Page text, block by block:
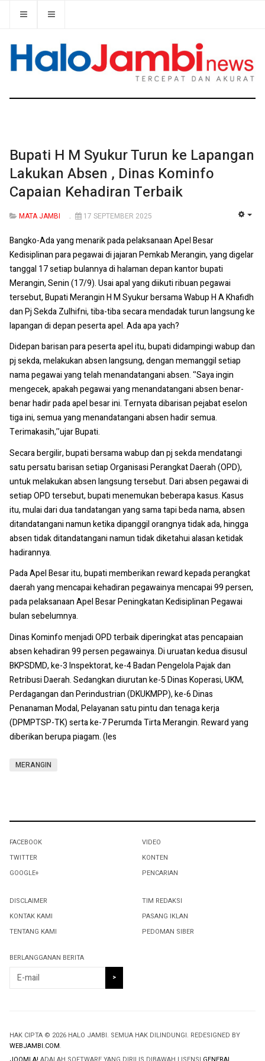
Bupati H M Syukur Turun ke Lapangan
Lakukan Absen , Dinas Kominfo
Capaian Kehadiran Terbaik
MATA JAMBI 17 SEPTEMBER 2025
Bangko-Ada yang menarik pada pelaksanaan Apel Besar
Kedisiplinan para pegawai di jajaran Pemkab Merangin, yang digelar
tanggal 17 setiap bulannya di halaman depan kantor bupati
Merangin, Senin (17/9). Usai apal yang diikuti ribuan pegawai
tersebut, Bupati Merangin H M Syukur bersama Wabup H A Khafidh
dan Pj Sekda Zulhifni, tiba-tiba secara mendadak turun langsung ke
lapangan di depan peserta apel. Ada apa yach?
Didepan barisan para peserta apel itu, bupati didampingi wabup dan
pj sekda, melakukan absen langsung, dengan memanggil setiap
nama pegawai yang telah menandatangani absen. ‘’Saya ingin
mengecek, apakah pegawai yang menandatangani absen benar-
benar hadir pada apel besar ini. Ternyata dibarisan pejabat eselon
tiga ini, semua yang menandatangani absen hadir semua.
Terimakasih,’’ujar Bupati.
Secara bergilir, bupati bersama wabup dan pj sekda mendatangi
satu persatu barisan setiap Organisasi Perangkat Daerah (OPD),
untuk melakukan absen langsung tersebut. Dari absen pegawai di
setiap OPD tersebut, bupati menemukan beberapa kasus. Kasus
itu, mulai dari dua tandatangan yang sama tapi beda nama, absen
ditandatangani namun ketika dipanggil orangnya tidak ada, hingga
absen tidak ditandatangani namun tidak diketahui alasan ketidak
hadirannya.
Pada Apel Besar itu, bupati memberikan reward kepada perangkat
daerah yang mencapai kehadiran pegawainya mencapai 99 persen,
pada pelaksanaan Apel Besar Peningkatan Kedisiplinan Pegawai
bulan sebelumnya.
Dinas Kominfo menjadi OPD terbaik diperingkat atas pencapaian
absen kehadiran 99 persen pegawainya. Di uruatan kedua disusul
BKPSDMD, ke-3 Inspektorat, ke-4 Badan Pengelola Pajak dan
Retribusi Daerah. Sedangkan diurutan ke-5 Dinas Koperasi, UKM,
Perdagangan dan Perindustrian (DKUKMPP), ke-6 Dinas
Penanaman Modal, Pelayanan satu pintu dan tenaga kerja
(DPMPTSP-TK) serta ke-7 Perumda Tirta Merangin. Reward yang
diberikan berupa piagam. (les
MERANGIN
FACEBOOK
TWITTER
GOOGLE+
VIDEO
KONTEN
PENCARIAN
DISCLAIMER
KONTAK KAMI
TENTANG KAMI
TIM REDAKSI
PASANG IKLAN
PEDOMAN SIBER
BERLANGGANAN BERITA
HAK CIPTA © 2026 HALO JAMBI. SEMUA HAK DILINDUNGI. REDESIGNED BY
WEBJAMBI.COM.